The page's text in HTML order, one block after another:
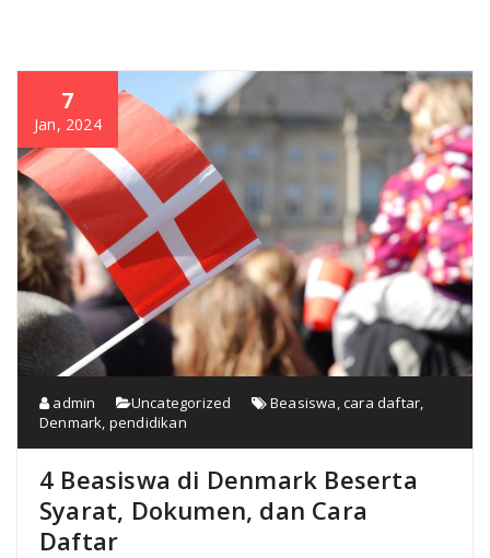
7
Jan, 2024
admin Uncategorized Beasiswa ,cara daftar
Denmark pendidikan
4 Beasiswa di Denmark Beserta
Syarat, Dokumen, dan Cara
Daftar